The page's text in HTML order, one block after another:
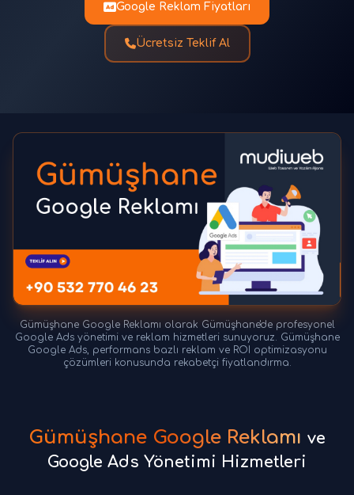
Google Reklam Fiyatları
Ücretsiz Teklif Al
Gümüşhane Google Reklamı olarak Gümüşhane'de profesyonel
Google Ads yönetimi ve reklam hizmetleri sunuyoruz. Gümüşhane
Google Ads, performans bazlı reklam ve ROI optimizasyonu
çözümleri konusunda rekabetçi fiyatlandırma.
Gümüşhane Google Reklamı ve
Google Ads Yönetimi Hizmetleri